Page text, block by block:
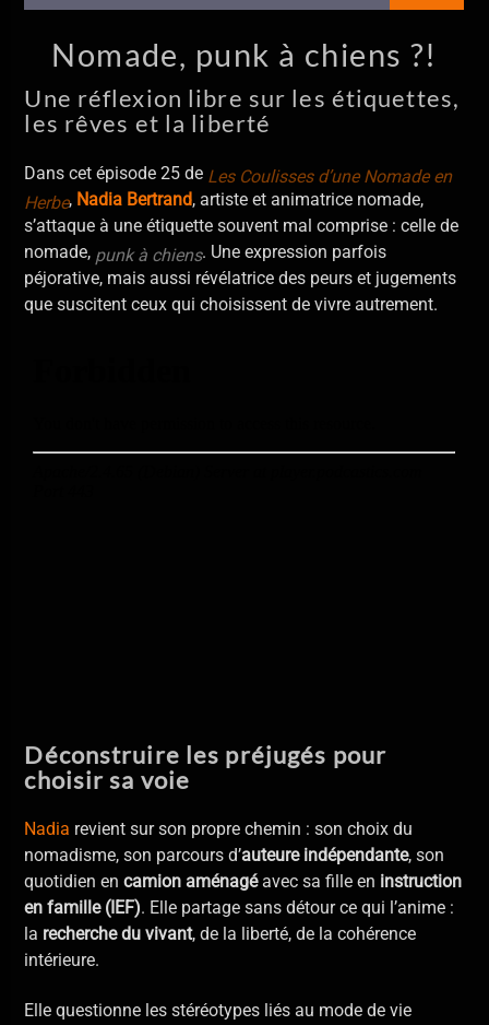
El Jardin
Hermanos Gutierrez
Allo La Planète
Nomade, punk à chiens ?!
Une réflexion libre sur les étiquettes,
les rêves et la liberté
Dans cet épisode 25 de Les Coulisses d’une Nomade en
Herbe, Nadia Bertrand, artiste et animatrice nomade,
s’attaque à une étiquette souvent mal comprise : celle de
nomade, punk à chiens. Une expression parfois
péjorative, mais aussi révélatrice des peurs et jugements
que suscitent ceux qui choisissent de vivre autrement.
Déconstruire les préjugés pour
choisir sa voie
Nadia revient sur son propre chemin : son choix du
nomadisme, son parcours d’auteure indépendante, son
quotidien encamion aménagéavec sa fille en instruction
en famille (IEF). Elle partage sans détour ce qui l’anime :
la recherche du vivant, de la liberté, de la cohérence
intérieure.
Elle questionne les stéréotypes liés au mode de vie